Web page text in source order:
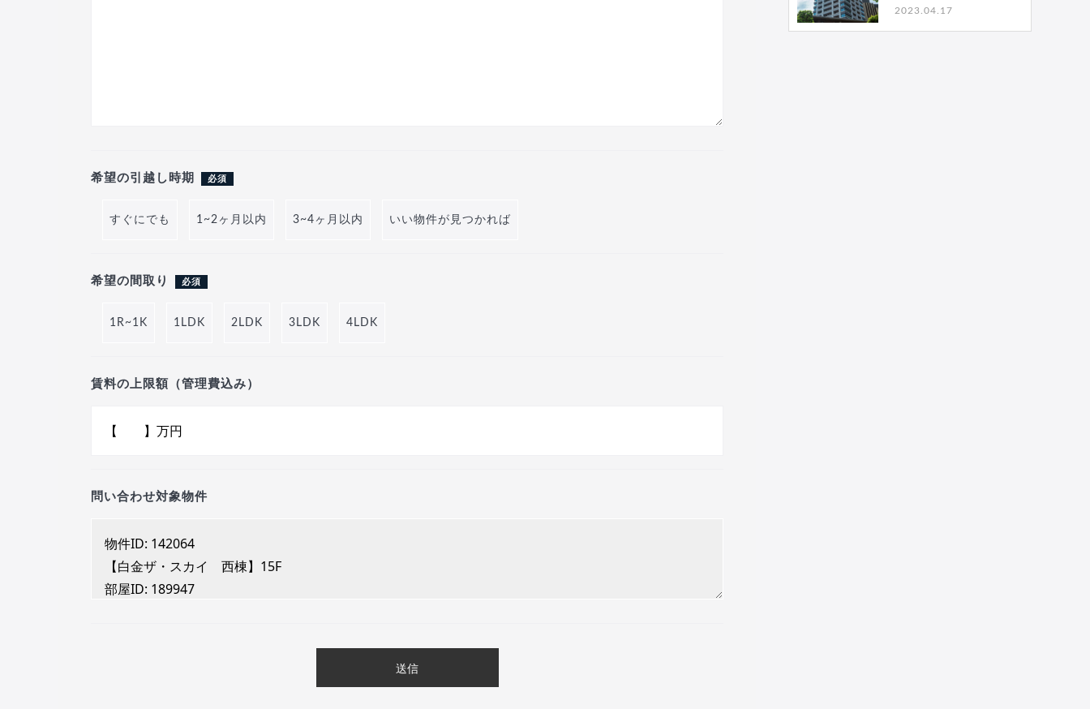
希望の引越し時期 必須
すぐにでも 1~2ヶ月以内 3~4ヶ月以内 いい物件が見つかれば
希望の間取り 必須
1R~1K 1LDK 2LDK 3LDK 4LDK
賃料の上限額（管理費込み）
問い合わせ対象物件
2023.04.17